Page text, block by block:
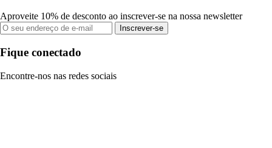
Aproveite 10% de desconto ao inscrever-se na nossa newsletter
Inscrever-se
Fique conectado
Encontre-nos nas redes sociais